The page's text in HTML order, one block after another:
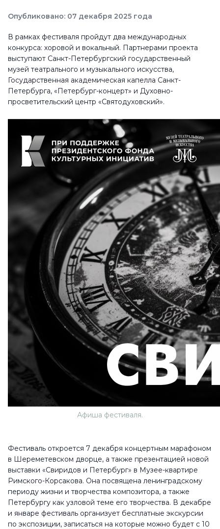
Опубликовано: 07 декабря 2025 года
В рамках фестиваля пройдут два международных
конкурса: хоровой и вокальный. Партнерами проекта
выступают Санкт-Петербургский государственный
музей театрального и музыкального искусства,
Государственная академическая капелла Санкт-
Петербурга, «Петербург-концерт» и Духовно-
просветительский центр «Святодуховский».
Афиша фестиваля.
Фестиваль откроется 7 декабря концертным марафоном
в Шереметевском дворце, а также презентацией новой
выставки «Свиридов и Петербург» в Музее-квартире
Римского-Корсакова. Она посвящена ленинградскому
периоду жизни и творчества композитора, а также
Петербургу как узловой теме его творчества. В декабре
и январе фестиваль организует бесплатные экскурсии
по экспозиции, записаться на которые можно будет с 10